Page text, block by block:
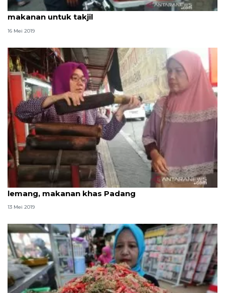
Pasar Santa jelang berbuka dipadati pemburu
makanan untuk takjil
16 Mei 2019
Berkah Ramadhan juga dirasakan pedagang
lemang, makanan khas Padang
13 Mei 2019